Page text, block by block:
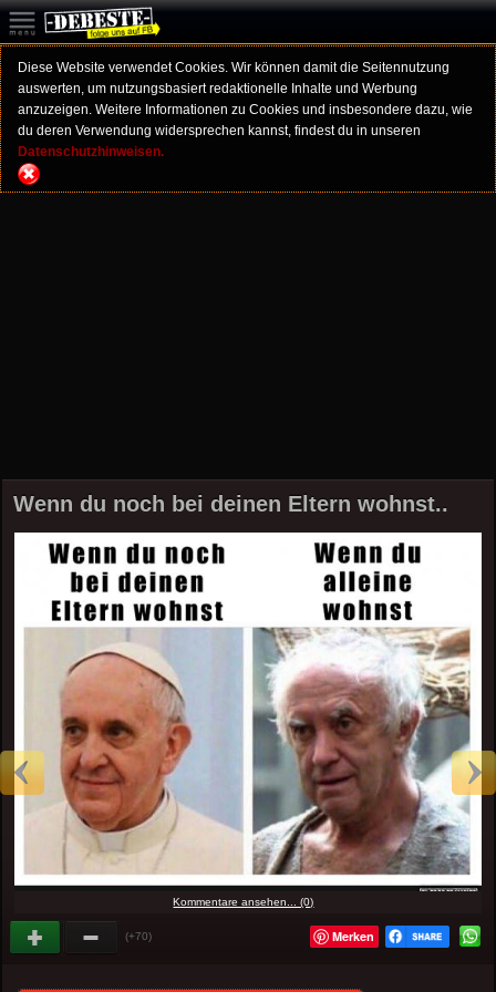
Diese Website verwendet Cookies. Wir können damit die Seitennutzung
auswerten, um nutzungsbasiert redaktionelle Inhalte und Werbung
anzuzeigen. Weitere Informationen zu Cookies und insbesondere dazu, wie
du deren Verwendung widersprechen kannst, findest du in unseren
Datenschutzhinweisen.
Wenn du noch bei deinen Eltern wohnst..
Kommentare ansehen... (0)
(+70) Merken